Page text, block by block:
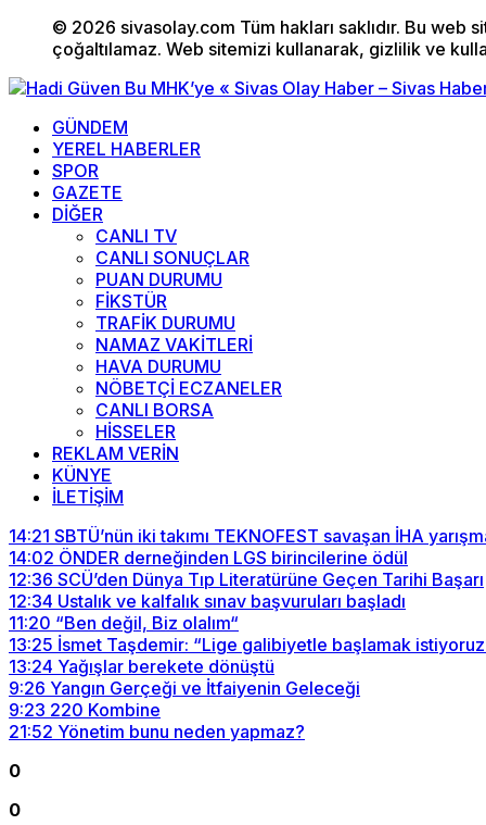
© 2026 sivasolay.com Tüm hakları saklıdır. Bu
çoğaltılamaz. Web sitemizi kullanarak, gizlilik ve
GÜNDEM
YEREL HABERLER
SPOR
GAZETE
DİĞER
CANLI TV
CANLI SONUÇLAR
PUAN DURUMU
FİKSTÜR
TRAFİK DURUMU
NAMAZ VAKİTLERİ
HAVA DURUMU
NÖBETÇİ ECZANELER
CANLI BORSA
HİSSELER
REKLAM VERİN
KÜNYE
İLETİŞİM
14:21 SBTÜ’nün iki takımı TEKNOFEST savaşan İHA
14:02 ÖNDER derneğinden LGS birincilerine ödül
12:36 SCÜ’den Dünya Tıp Literatürüne Geçen Tarihi Başarı
12:34 Ustalık ve kalfalık sınav başvuruları başladı
11:20 “Ben değil, Biz olalım“
13:25 İsmet Taşdemir: “Lige galibiyetle başlamak
13:24 Yağışlar berekete dönüştü
9:26 Yangın Gerçeği ve İtfaiyenin Geleceği
9:23 220 Kombine
21:52 Yönetim bunu neden yapmaz?
0
0